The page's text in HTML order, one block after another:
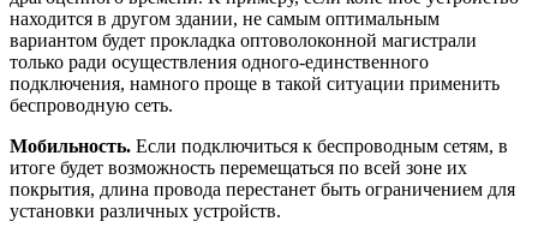
находится в другом здании, не самым оптимальным
вариантом будет прокладка оптоволоконной магистрали
только ради осуществления одного-единственного
подключения, намного проще в такой ситуации применить
беспроводную сеть.
Мобильность. Если подключиться к беспроводным сетям, в
итоге будет возможность перемещаться по всей зоне их
покрытия, длина провода перестанет быть ограничением для
установки различных устройств.